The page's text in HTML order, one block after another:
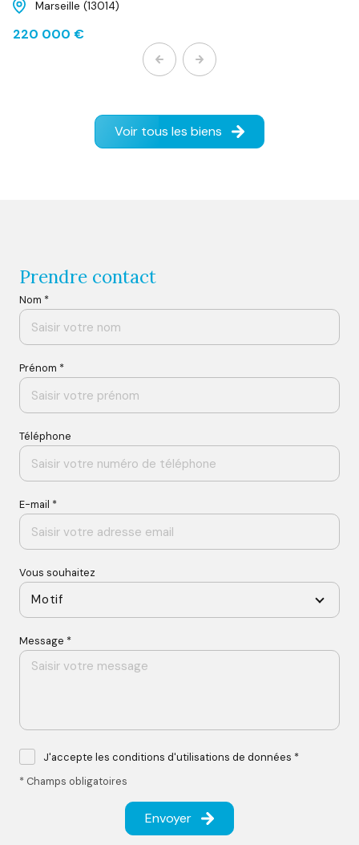
Marseille (13014)
220 000 €
Voir tous les biens
prendre contact
Nom *
Prénom *
Téléphone
E-mail *
Vous souhaitez
Motif
Message *
J'accepte les conditions d'utilisations de données *
* Champs obligatoires
Envoyer